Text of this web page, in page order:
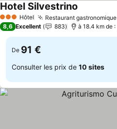
3 ÉtoilesHôtel Restaurant
Hotel Silvestrino
8,6 Excellent 883 à 18.4 km de
De 91 €
Consulter les prix de 10 sites